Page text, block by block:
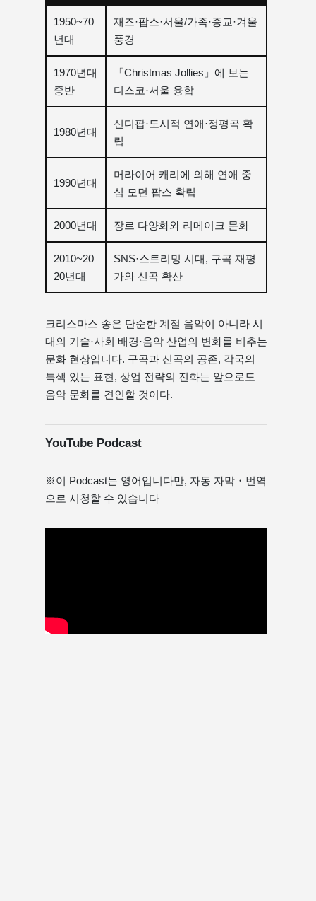
1950~70
년대
재즈·팝스·서울/가족·종교·겨울
풍경
1970년대
중반
「Christmas Jollies」에 보는
디스코·서울 융합
1980년대
신디팝·도시적 연애·정평곡 확
립
1990년대
머라이어 캐리에 의해 연애 중
심 모던 팝스 확립
2000년대 장르 다양화와 리메이크 문화
2010~20
20년대
SNS·스트리밍 시대, 구곡 재평
가와 신곡 확산
크리스마스 송은 단순한 계절 음악이 아니라 시
대의 기술·사회 배경·음악 산업의 변화를 비추는
문화 현상입니다. 구곡과 신곡의 공존, 각국의
특색 있는 표현, 상업 전략의 진화는 앞으로도
음악 문화를 견인할 것이다.
YouTube Podcast
※이 Podcast는 영어입니다만, 자동 자막・번역
으로 시청할 수 있습니다